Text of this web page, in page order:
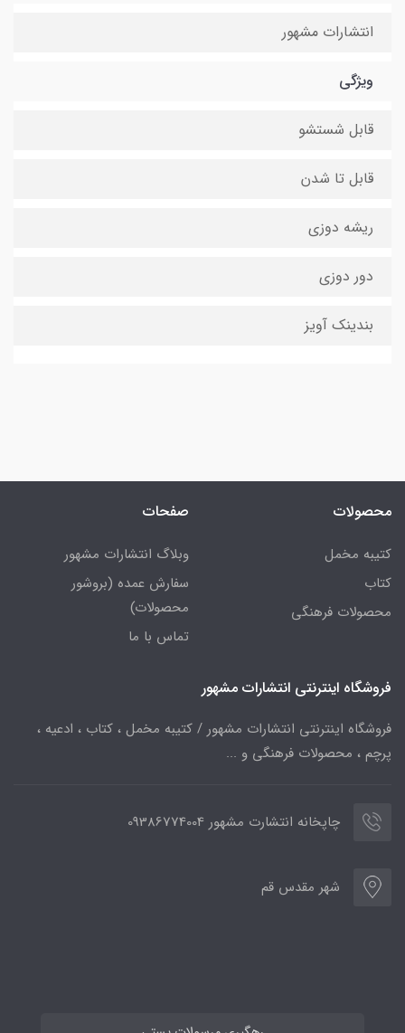
انتشارات مشهور
ویژگی
قابل شستشو
قابل تا شدن
ریشه دوزی
دور دوزی
بندینک آویز
محصولات
کتیبه مخمل
کتاب
محصولات فرهنگی
صفحات
وبلاگ انتشارات مشهور
سفارش عمده (بروشور
محصولات)
تماس با ما
فروشگاه اینترنتی انتشارات مشهور
فروشگاه اینترنتی انتشارات مشهور / کتیبه مخمل ، کتاب ، ادعیه ،
پرچم ، محصولات فرهنگی و ...
چاپخانه انتشارت مشهور 09386774004
شهر مقدس قم